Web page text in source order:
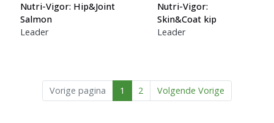
Nutri-Vigor: Hip&Joint
Salmon
Leader
Nutri-Vigor:
Skin&Coat kip
Leader
Vorige pagina 1 2 Volgende Vorige